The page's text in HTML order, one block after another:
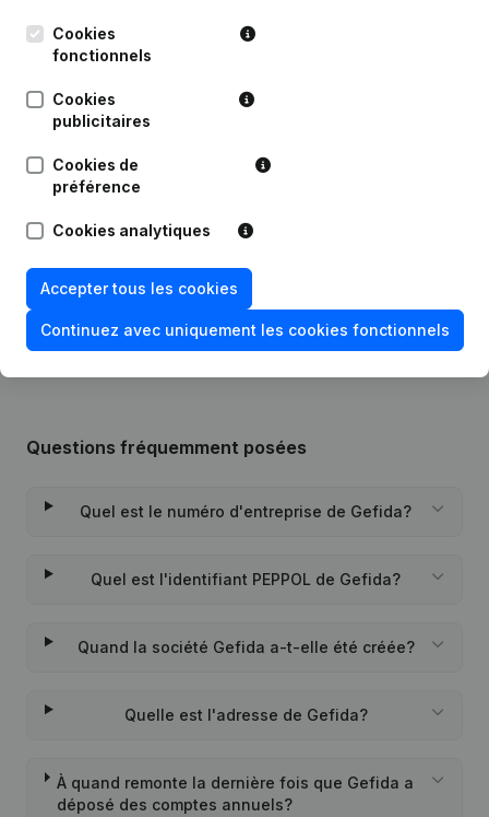
Date
08-08-2022 Capital, Actions - Divers
13-07-2022
Modification Forme Juridique - Siège
27-02-2015 Siège Social
Rubrique Constitution (Nouvelle
Personne Morale, Ouverture
Questions fréquemment posées
Quel est le numéro d'entreprise de Gefida?
Quel est l'identifiant PEPPOL de Gefida?
Quand la société Gefida a-t-elle été créée?
Quelle est l'adresse de Gefida?
À quand remonte la dernière fois que Gefida a
déposé des comptes annuels?
Cookies
fonctionnels
Cookies
publicitaires
Cookies de
préférence
Cookies analytiques
Accepter tous les cookies
Continuez avec uniquement les cookies fonctionnels